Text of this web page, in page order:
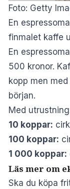
Foto: Getty
En
finmalet kaffe
En
500 kronor.
kopp men
början.
Med
10 koppar:
100 koppar:
1 000 koppar:
Läs mer om
Ska du köpa